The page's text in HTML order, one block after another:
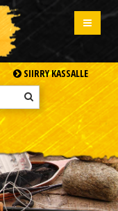
SIIRRY KASSALLE